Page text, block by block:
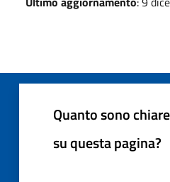
Quanto sono
su questa pagina?